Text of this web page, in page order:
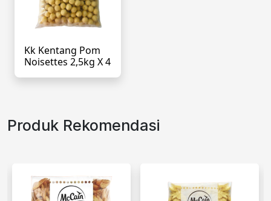
Kk Kentang Pom
Noisettes 2,5kg X 4
Produk Rekomendasi